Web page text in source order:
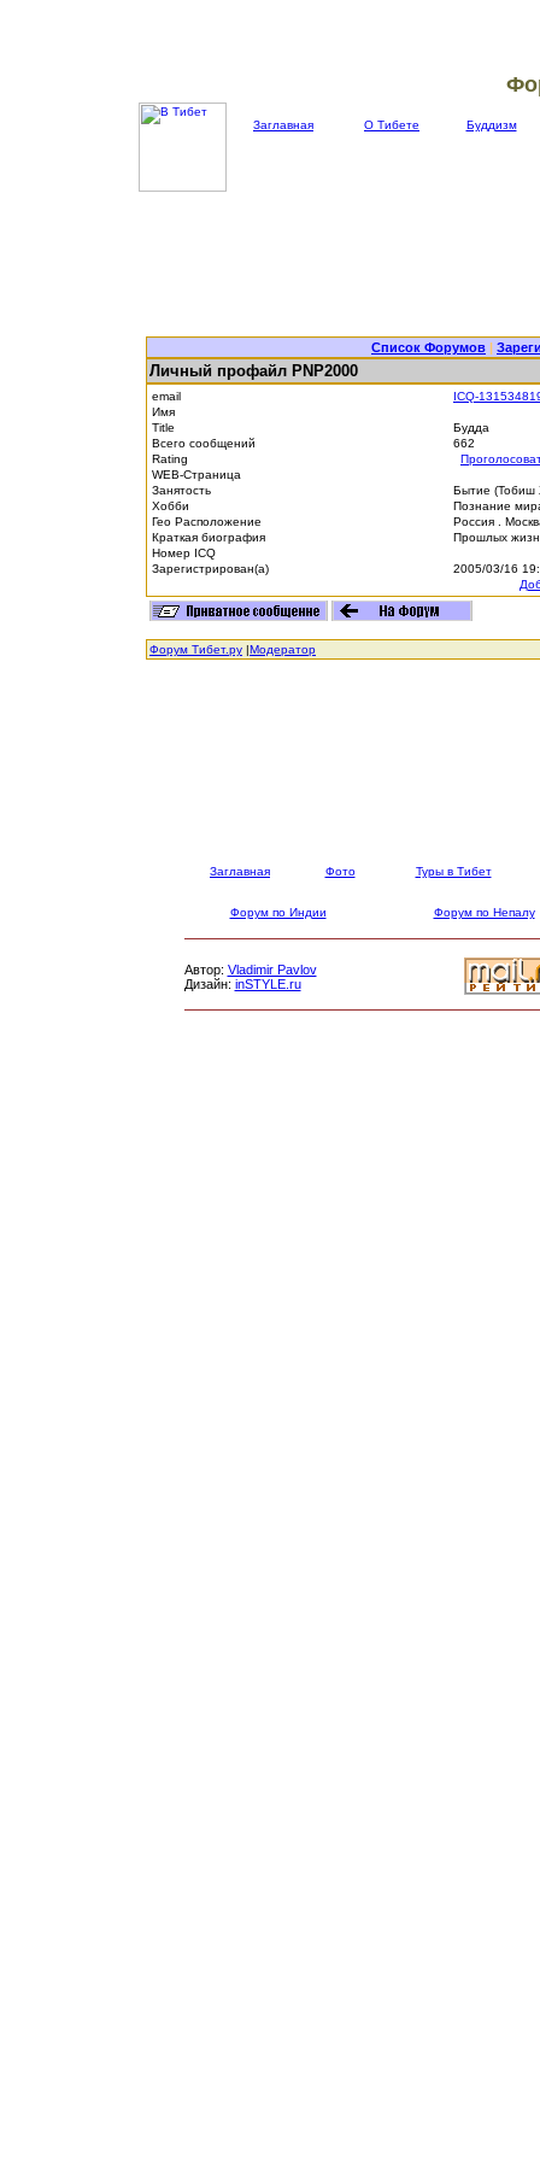
Заглавная О Тибете Буддизм
Список Форумов |
Личный профайл PNP2000
email
ICQ-
Имя
Title
Будда
Всего сообщений
662
Rating
WEB-Страница
Занятость
Бытие
Хобби
Познание
Гео Расположение
Россия .
Краткая биография
Прошлых
Номер ICQ
Зарегистрирован(а)
2005/03/16
Форум Тибет.ру |Модератор
Заглавная Фото Туры в Тибет
Форум по Индии Форум по Непалу
Автор: Vladimir Pavlov
Дизайн: inSTYLE.ru